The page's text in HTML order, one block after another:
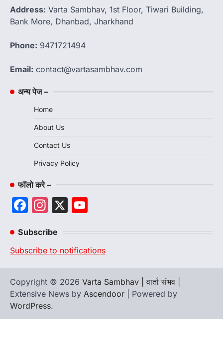
Address: Varta Sambhav, 1st Floor, Tiwari Building,
Bank More, Dhanbad, Jharkhand
Phone: 9471721494
Email: contact@vartasambhav.com
अन्य पेज –
Home
About Us
Contact Us
Privacy Policy
फॉलो करे –
Facebook
Instagram
X
Subscribe
Subscribe to notifications
Copyright © 2026 Varta Sambhav | वार्ता संभव
Extensive News by Ascendoor | Powered by
WordPress.